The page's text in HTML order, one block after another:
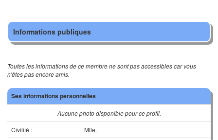
Informations publiques
Toutes les informations de ce membre ne sont pas accessibles car vous
n'êtes pas encore amis.
Ses informations personnelles
Aucune photo disponible pour ce profil.
Civilité :
Mlle.